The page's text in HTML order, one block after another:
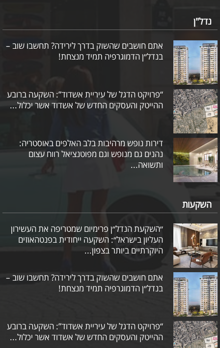
נדל"ן
אתם חושבים שהשוק בדרך לירידה? תחשבו שוב –
בנדל״ן הדמוגרפיה תמיד מנצחת!
“פרויקט הדגל של עיריית אשדוד”: השקעה ברובע
ההייטק והעסקים החדש של אשדוד אשר יכלול...
דירות נופש מרהיבות בלב האלפים באוסטריה:
נהנים גם מנופש וגם מפוטנציאל רווח עצום
ותשואה...
השקעות
״השקעת הנדל״ן פרימיום שמטריפה את העשירון
העליון בישראל״: השקעה ייחודית בפנטהאוזים
היוקרתיים ביותר בצפון...
אתם חושבים שהשוק בדרך לירידה? תחשבו שוב –
בנדל״ן הדמוגרפיה תמיד מנצחת!
“פרויקט הדגל של עיריית אשדוד”: השקעה ברובע
ההייטק והעסקים החדש של אשדוד אשר יכלול...